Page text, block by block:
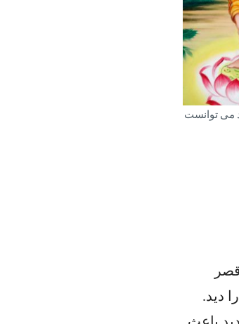
می توانست
دید.